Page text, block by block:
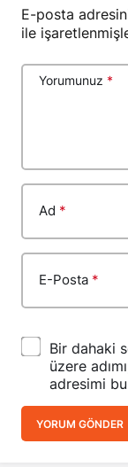
E-posta
ile
Yorumunuz *
Ad *
E-Posta *
Bir dahaki
üzere
adresimi
YORUM GÖNDER